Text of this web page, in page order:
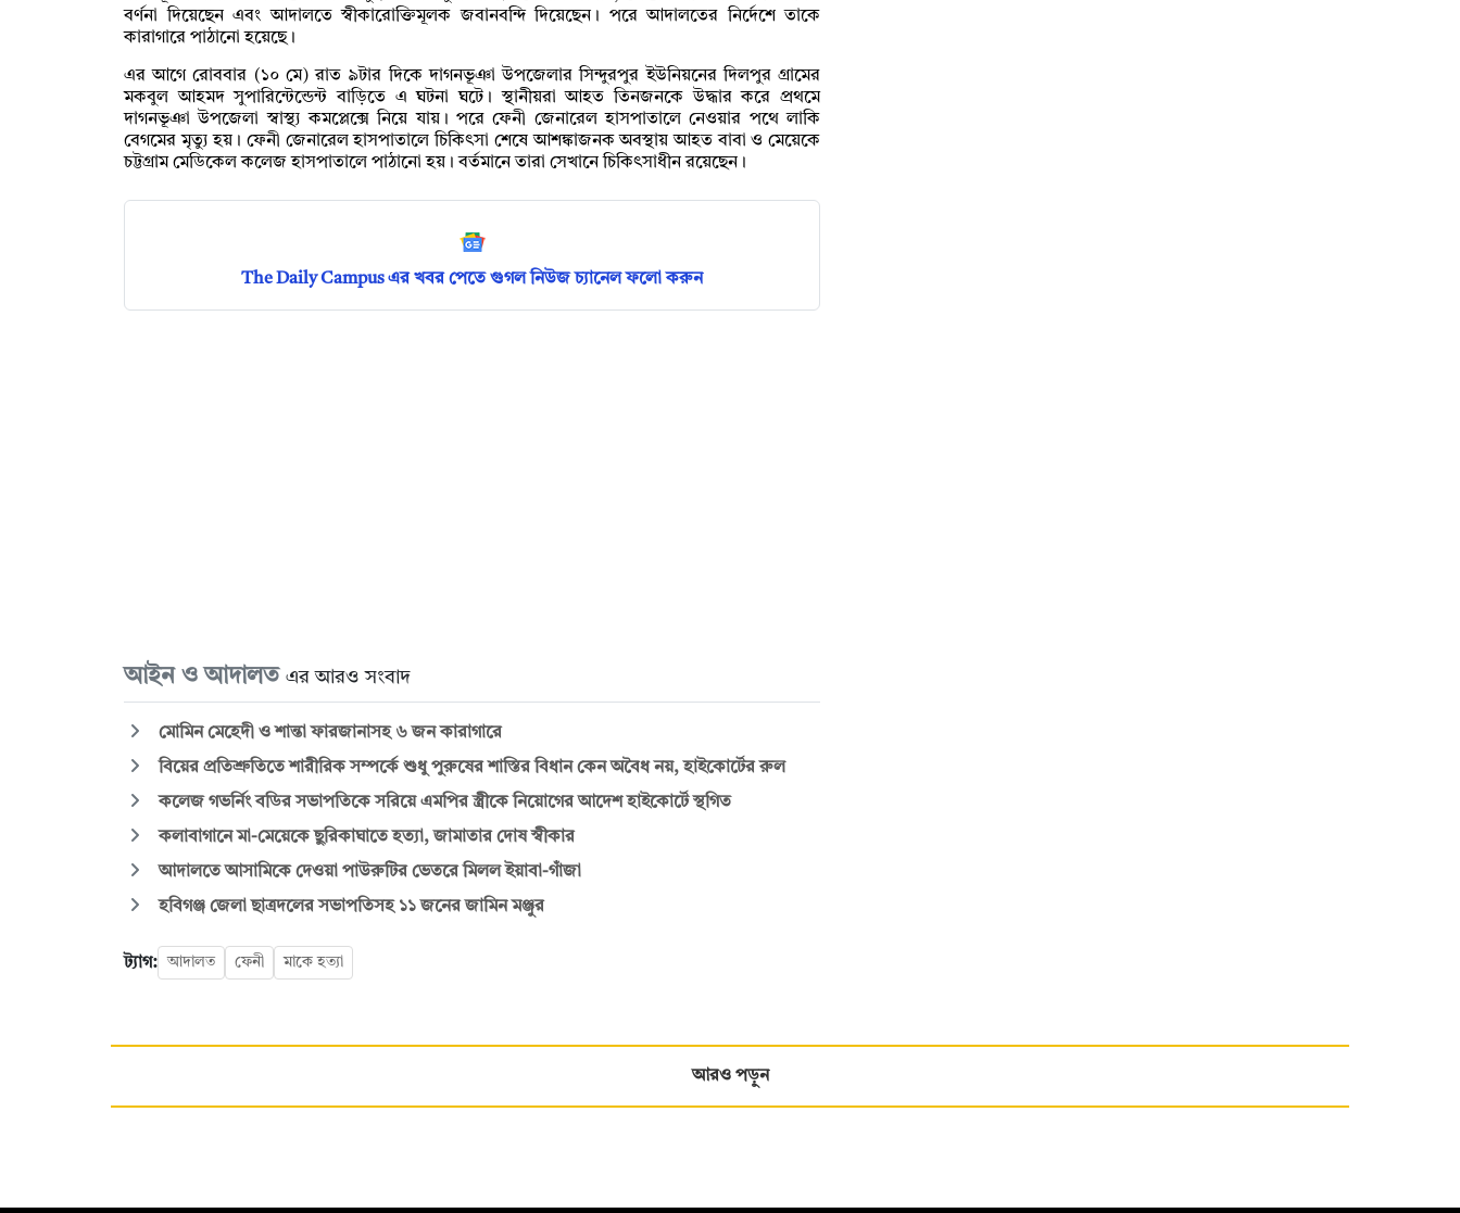
বর্ণনা দিয়েছেন এবং আদালতে স্বীকারোক্তিমূলক জবানবন্দি দিয়েছেন। পরে আদালতের নির্দেশে তাকে
কারাগারে পাঠানো হয়েছে।
এর আগে রোববার (১০ মে) রাত ৯টার দিকে দাগনভূঞা উপজেলার সিন্দুরপুর ইউনিয়নের দিলপুর গ্রামের
মকবুল আহমদ সুপারিন্টেন্ডেন্ট বাড়িতে এ ঘটনা ঘটে। স্থানীয়রা আহত তিনজনকে উদ্ধার করে প্রথমে
দাগনভূঞা উপজেলা স্বাস্থ্য কমপ্লেক্সে নিয়ে যায়। পরে ফেনী জেনারেল হাসপাতালে নেওয়ার পথে লাকি
বেগমের মৃত্যু হয়। ফেনী জেনারেল হাসপাতালে চিকিৎসা শেষে আশঙ্কাজনক অবস্থায় আহত বাবা ও মেয়েকে
চট্টগ্রাম মেডিকেল কলেজ হাসপাতালে পাঠানো হয়। বর্তমানে তারা সেখানে চিকিৎসাধীন রয়েছেন।
The Daily Campus এর খবর পেতে গুগল নিউজ চ্যানেল ফলো করুন
আইন ও আদালত এর আরও সংবাদ
মোমিন মেহেদী ও শান্তা ফারজানাসহ ৬ জন কারাগারে
বিয়ের প্রতিশ্রুতিতে শারীরিক সম্পর্কে শুধু পুরুষের শাস্তির বিধান কেন অবৈধ নয়, হাইকোর্টের রুল
কলেজ গভর্নিং বডির সভাপতিকে সরিয়ে এমপির স্ত্রীকে নিয়োগের আদেশ হাইকোর্টে স্থগিত
কলাবাগানে মা-মেয়েকে ছুরিকাঘাতে হত্যা, জামাতার দোষ স্বীকার
আদালতে আসামিকে দেওয়া পাউরুটির ভেতরে মিলল ইয়াবা-গাঁজা
হবিগঞ্জ জেলা ছাত্রদলের সভাপতিসহ ১১ জনের জামিন মঞ্জুর
ট্যাগ: আদালত ফেনী মাকে হত্যা
আরও পড়ুন